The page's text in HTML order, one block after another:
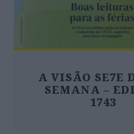
A VISÃO SE7E
SEMANA –
1743